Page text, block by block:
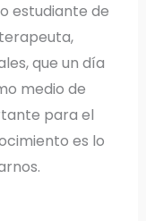
estudiante de
que un día
medio de
para el
es lo